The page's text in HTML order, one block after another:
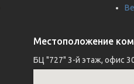
Местоположение
БЦ "727" 3-й этаж, офис